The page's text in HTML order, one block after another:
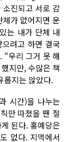
진되고 서로 감
가 없어지면 운
는 내가 단체 내
려고 하면 결국
“우리 그거 못 해
지만, 수많은 책
롭지는 않았다.
시간)을 나누는
만 따졌을 땐 절
된다. 홍예당은
없다. 지역에서